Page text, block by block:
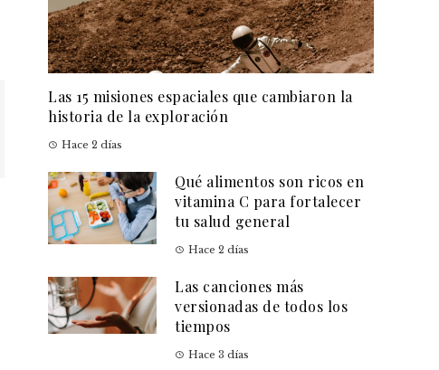
Las 15 misiones espaciales que cambiaron la
historia de la exploración
Hace 2 días
Qué alimentos son ricos en
vitamina C para fortalecer
tu salud general
Hace 2 días
Las canciones más
versionadas de todos los
tiempos
Hace 3 días